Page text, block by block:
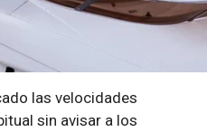
las velocidades
sin avisar a los